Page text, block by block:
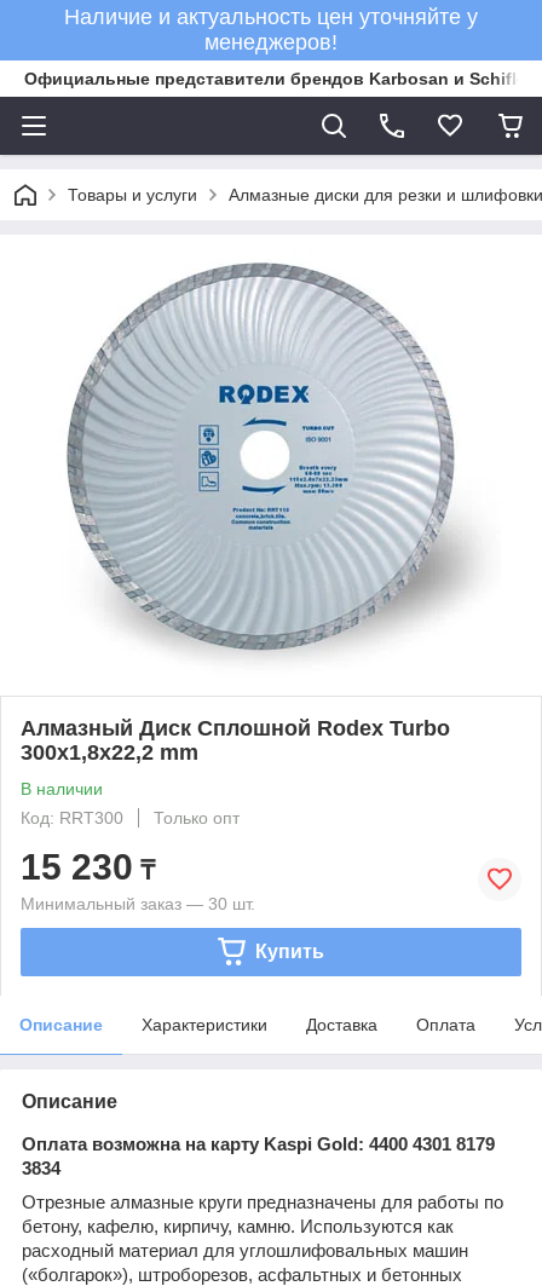
Наличие и актуальность цен уточняйте у
менеджеров!
Официальные представители брендов Karbosan и Schifler
Товары и услуги Алмазные диски для резки и
Алмазный Диск Сплошной Rodex Turbo
300x1,8х22,2 mm
В наличии
Код: RRT300
Только опт
15 230 ₸
Минимальный заказ — 30 шт.
Купить
Описание Характеристики Доставка Оплата
Описание
Оплата возможна на карту Kaspi Gold: 4400 4301 8179
3834
Отрезные алмазные круги предназначены для работы по
бетону, кафелю, кирпичу, камню. Используются как
расходный материал для углошлифовальных машин
(«болгарок»), штроборезов, асфальтных и бетонных